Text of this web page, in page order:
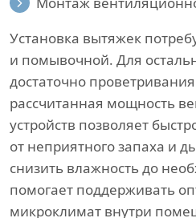
Установка вытяжек
и помывочной. Для
достаточно
рассчитанная мощность
устройств позволяет
от неприятного запаха и
снизить влажность до
помогает поддерживать
микроклимат внутри